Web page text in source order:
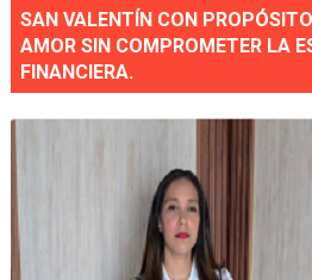
SAN VALENTÍN CON
AMOR SIN COMPROMETER LA
FINANCIERA.